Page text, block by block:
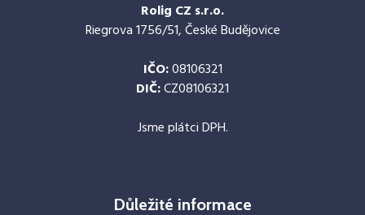
Rolig CZ s.r.o.
Riegrova 1756/51, České Budějovice
IČO:08106321
DIČ:CZ08106321
Jsme plátci DPH.
Důležité informace